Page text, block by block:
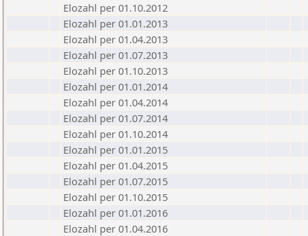
Elozahl per 01.10.2012
Elozahl per 01.01.2013
Elozahl per 01.04.2013
Elozahl per 01.07.2013
Elozahl per 01.10.2013
Elozahl per 01.01.2014
Elozahl per 01.04.2014
Elozahl per 01.07.2014
Elozahl per 01.10.2014
Elozahl per 01.01.2015
Elozahl per 01.04.2015
Elozahl per 01.07.2015
Elozahl per 01.10.2015
Elozahl per 01.01.2016
Elozahl per 01.04.2016